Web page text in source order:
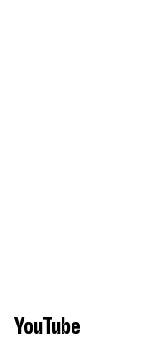
YouTube